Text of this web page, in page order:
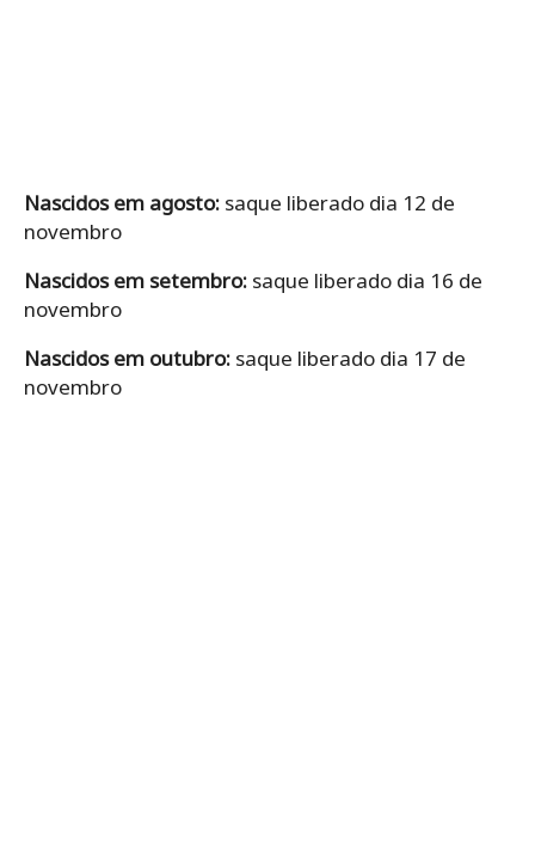
Nascidos em agosto: saque liberado dia 12 de
novembro
Nascidos em setembro: saque liberado dia 16 de
novembro
Nascidos em outubro: saque liberado dia 17 de
novembro